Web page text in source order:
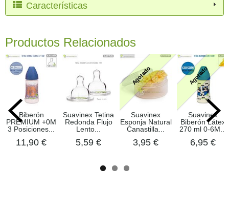
Características
Productos Relacionados
Biberón
PREMIUM +0M
3 Posiciones...
11,90 €
Suavinex Tetina
Redonda Flujo
Lento...
5,59 €
Agotado
Suavinex
Esponja Natural
Canastilla...
3,95 €
Agotado
Suavinex
Biberón Látex
270 ml 0-6M...
6,95 €